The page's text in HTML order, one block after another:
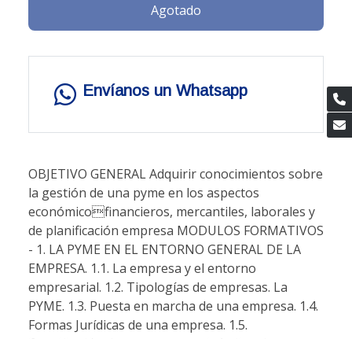
Agotado
Envíanos un Whatsapp
OBJETIVO GENERAL Adquirir conocimientos sobre
la gestión de una pyme en los aspectos
económicofinancieros, mercantiles, laborales y
de planificación empresa MODULOS FORMATIVOS
- 1. LA PYME EN EL ENTORNO GENERAL DE LA
EMPRESA. 1.1. La empresa y el entorno
empresarial. 1.2. Tipologías de empresas. La
PYME. 1.3. Puesta en marcha de una empresa. 1.4.
Formas Jurídicas de una empresa. 1.5.